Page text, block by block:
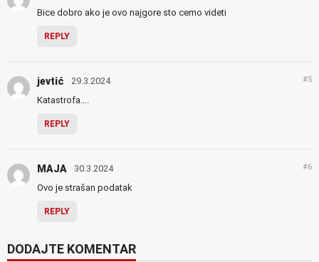
Bice dobro ako je ovo najgore sto cemo videti
REPLY
jevtić 29.3.2024 #5
Katastrofa….
REPLY
MAJA 30.3.2024 #6
Ovo je strašan podatak
REPLY
DODAJTE KOMENTAR